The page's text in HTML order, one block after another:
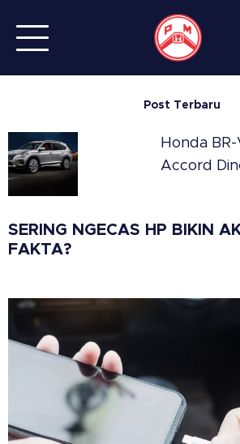
SERING NGECAS HP BIKIN
FAKTA?
Post Terbaru
Honda
Accord
Sebagai
Meksiko